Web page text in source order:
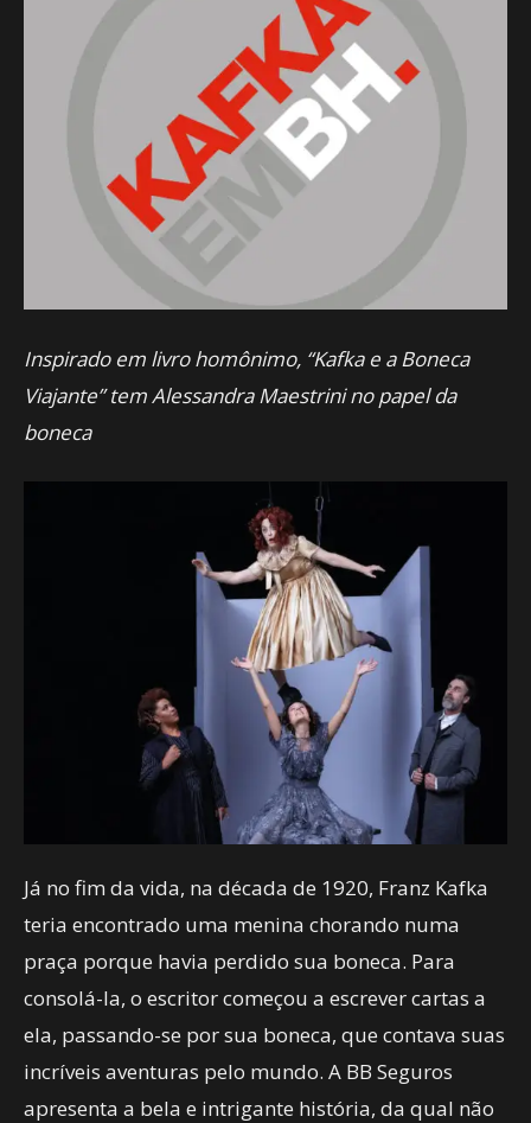
Inspirado em livro homônimo, “Kafka e a Boneca
Viajante” tem Alessandra Maestrini no papel da
boneca
Já no fim da vida, na década de 1920, Franz Kafka
teria encontrado uma menina chorando numa
praça porque havia perdido sua boneca. Para
consolá-la, o escritor começou a escrever cartas a
ela, passando-se por sua boneca, que contava suas
incríveis aventuras pelo mundo. A BB Seguros
apresenta a bela e intrigante história, da qual não